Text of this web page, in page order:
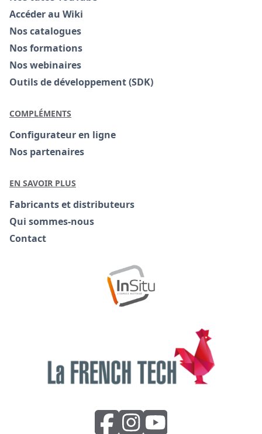
Accéder au Wiki
Nos catalogues
Nos formations
Nos webinaires
Outils de développement (SDK)
COMPLÉMENTS
Configurateur en ligne
Nos partenaires
EN SAVOIR PLUS
Fabricants et distributeurs
Qui sommes-nous
Contact